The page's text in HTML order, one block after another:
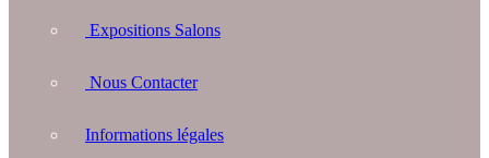
Expositions Salons
Nous Contacter
Informations légales